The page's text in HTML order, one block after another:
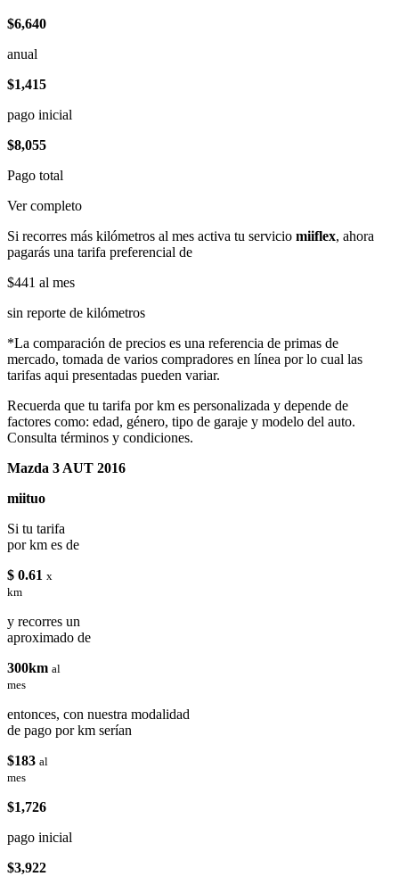
$6,640
anual
$1,415
pago inicial
$8,055
Pago total
Ver completo
Si recorres más kilómetros al mes activa tu servicio miiflex, ahora
pagarás una tarifa preferencial de
$441 al mes
sin reporte de kilómetros
*La comparación de precios es una referencia de primas de
mercado, tomada de varios compradores en línea por lo cual las
tarifas aqui presentadas pueden variar.
Recuerda que tu tarifa por km es personalizada y depende de
factores como: edad, género, tipo de garaje y modelo del auto.
Consulta términos y condiciones.
Mazda 3 AUT 2016
miituo
Si tu tarifa
por km es de
$ 0.61 x
km
y recorres un
aproximado de
300km al
mes
entonces, con nuestra modalidad
de pago por km serían
$183 al
mes
$1,726
pago inicial
$3,922